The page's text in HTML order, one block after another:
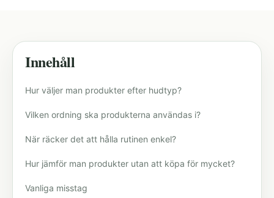
Innehåll
Hur väljer man produkter efter hudtyp?
Vilken ordning ska produkterna användas i?
När räcker det att hålla rutinen enkel?
Hur jämför man produkter utan att köpa för mycket?
Vanliga misstag